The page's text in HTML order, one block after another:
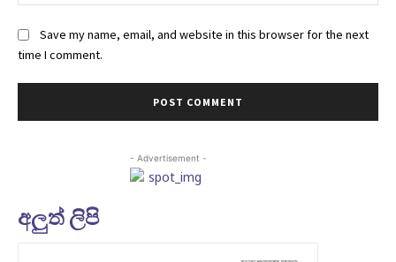
Save my name, email, and website in this browser for the next
time I comment.
- Advertisement -
අලුත් ලිපි